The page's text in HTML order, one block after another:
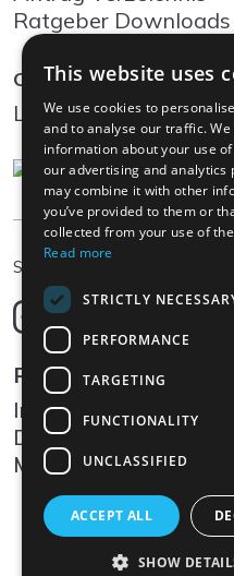
Ratgeber Downloads
Community
Log In
Sprache wählen
Deutsch
English
Français
Italiano
Rechtliches
Impressum
Datenschutz
Medien
This website uses
We use cookies to
and to analyse our traffic. We
information about your use
our advertising and analytics
may combine it with other
you’ve provided to them or
collected from your use of
Read more
STRICTLY
PERFORMANCE
TARGETING
FUNCTIONALITY
UNCLASSIFIED
ACCEPT ALL
SHOW